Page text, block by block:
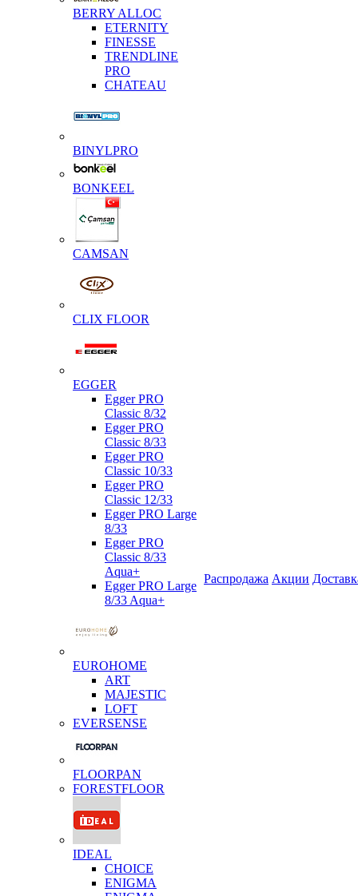
BERRY ALLOC
ETERNITY
FINESSE
TRENDLINE
PRO
CHATEAU
BINYLPRO
BONKEEL
CAMSAN
CLIX FLOOR
EGGER
Egger PRO
Classic 8/32
Egger PRO
Classic 8/33
Egger PRO
Classic 10/33
Egger PRO
Classic 12/33
Egger PRO Large
8/33
Egger PRO
Classic 8/33
Aqua+
Egger PRO Large
8/33 Aqua+
EUROHOME
ART
MAJESTIC
LOFT
EVERSENSE
FLOORPAN
FORESTFLOOR
IDEAL
CHOICE
ENIGMA
Распродажа Акции